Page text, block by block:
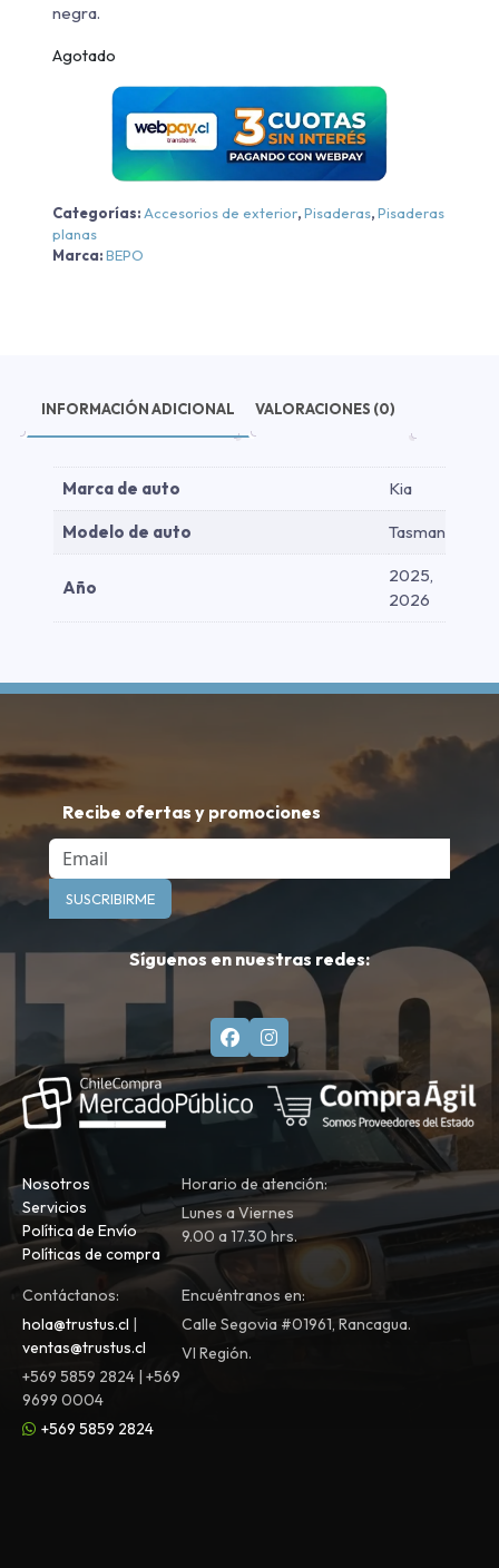
negra.
Agotado
Categorías:Accesorios de exterior,Pisaderas,Pisaderas
planas
Marca:BEPO
INFORMACIÓN ADICIONAL VALORACIONES (0)
Marca de auto Kia
Modelo de auto Tasman
Año
2025,
2026
Recibe ofertas y promociones
Email
SUSCRIBIRME
Síguenos en nuestras redes:
Nosotros
Servicios
Política de Envío
Políticas de compra
Horario de atención:
Lunes a Viernes
9.00 a 17.30 hrs.
Contáctanos:
hola@trustus.cl |
ventas@trustus.cl
+569 5859 2824 | +569
9699 0004
+569 5859 2824
Encuéntranos en:
Calle Segovia #01961, Rancagua.
VI Región.